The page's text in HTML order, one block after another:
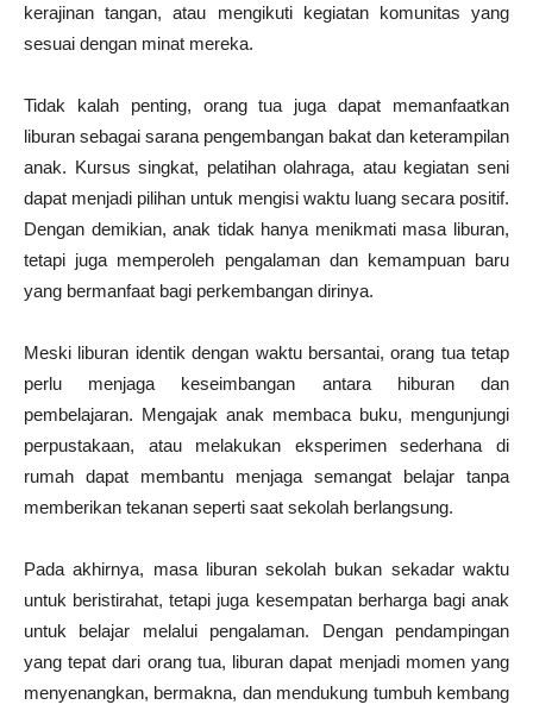
kerajinan tangan, atau mengikuti kegiatan komunitas yang
sesuai dengan minat mereka.
Tidak kalah penting, orang tua juga dapat memanfaatkan
liburan sebagai sarana pengembangan bakat dan keterampilan
anak. Kursus singkat, pelatihan olahraga, atau kegiatan seni
dapat menjadi pilihan untuk mengisi waktu luang secara positif.
Dengan demikian, anak tidak hanya menikmati masa liburan,
tetapi juga memperoleh pengalaman dan kemampuan baru
yang bermanfaat bagi perkembangan dirinya.
Meski liburan identik dengan waktu bersantai, orang tua tetap
perlu menjaga keseimbangan antara hiburan dan
pembelajaran. Mengajak anak membaca buku, mengunjungi
perpustakaan, atau melakukan eksperimen sederhana di
rumah dapat membantu menjaga semangat belajar tanpa
memberikan tekanan seperti saat sekolah berlangsung.
Pada akhirnya, masa liburan sekolah bukan sekadar waktu
untuk beristirahat, tetapi juga kesempatan berharga bagi anak
untuk belajar melalui pengalaman. Dengan pendampingan
yang tepat dari orang tua, liburan dapat menjadi momen yang
menyenangkan, bermakna, dan mendukung tumbuh kembang